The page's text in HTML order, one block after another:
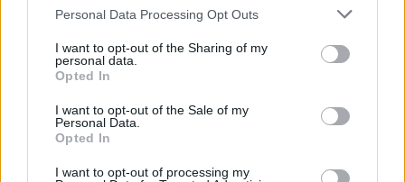
Please note that this website/app uses one or more Google
not limited to your visit or usage behaviour. You may click to
grant or deny consent to Google and its third-party tags to
use your data for below specified purposes in below Google
consent section.
Personal Data Processing Opt Outs
I want to opt-out of the Sharing of my
personal data.
Opted In
I want to opt-out of the Sale of my
Personal Data.
Opted In
I want to opt-out of processing my
GIRO DE ITALIA
GRANDES VUELTAS
NOTICIAS
PREVIAS
TOUR DE FRANCIA
Uncategorized